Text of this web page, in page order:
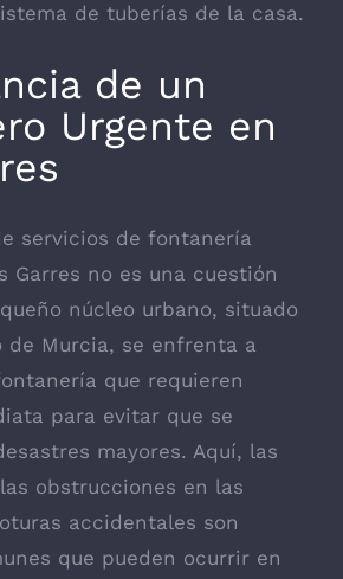
de tuberías de la casa.
de un
Urgente en
servicios de fontanería
Garres no es una cuestión
núcleo urbano, situado
de Murcia, se enfrenta a
que requieren
para evitar que se
mayores. Aquí, las
obstrucciones en las
accidentales son
que pueden ocurrir en